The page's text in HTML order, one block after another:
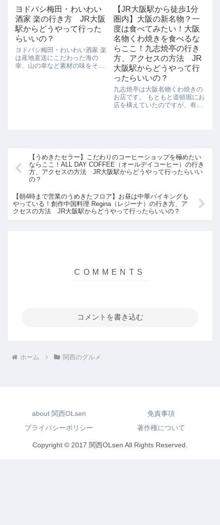
れますが、テイクアウトもでき
るので、お弁当にもピッタリで
す。テイクアウトなら1カップ
500円と...
ヨドバシ梅田・わいわい
酒家 楽の行き方 JR大阪
駅からどうやって行った
らいいの？
ヨドバシ梅田・わいわい酒家 楽
は産地直送にこだわった海の
幸、山の幸など素材の味をその
【JR大阪駅から徒歩1分
圏内】大阪の新名物？一
度は食べてみたい！大阪
名物くわ焼きを食べるな
らここ！九志焼亭の行き
方、アクセスの方法 JR
大阪駅からどうやって行
ったらいいの？
九志焼亭は大阪名物くわ焼きの
お店です。 もともと道頓堀にお
店を構えていたのですが、有名
【うめきたセラー】こだわりのコーヒーショップを極めたい
ならここ！ALL DAY COFFEE（オールデイコーヒー）の行き
方、アクセスの方法 JR大阪駅からどうやって行ったらいい
の？
【朝4時まで営業のうめきたフロア】お昼は中華バイキングも
やっている！創作中国料理 Regina（レジーナ）の行き方、ア
クセスの方法 JR大阪駅からどうやって行ったらいいの？
コメントを書き込む
ホーム 関西のグルメ
about 関西OLsen
免責事項
プライバシーポリシー
著作権について
Copyright © 2017 関西OLsen All Rights Reserved.